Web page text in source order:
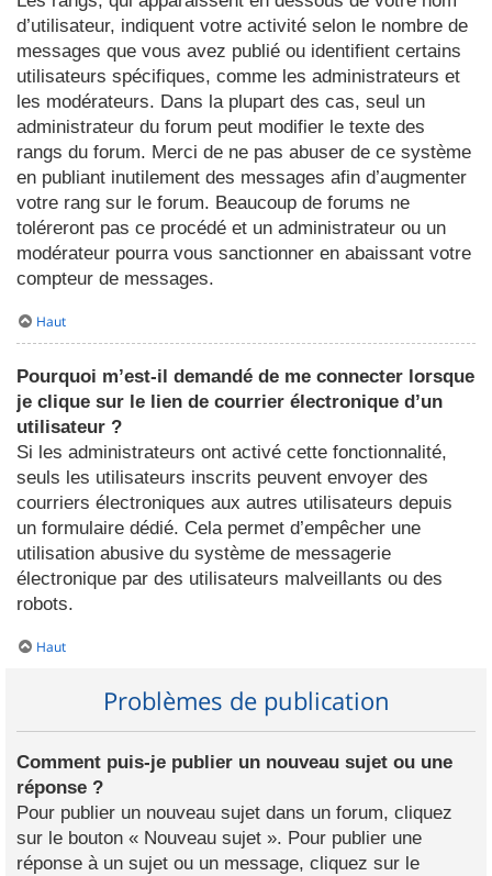
d’utilisateur, indiquent votre activité selon le nombre de
messages que vous avez publié ou identifient certains
utilisateurs spécifiques, comme les administrateurs et
les modérateurs. Dans la plupart des cas, seul un
administrateur du forum peut modifier le texte des
rangs du forum. Merci de ne pas abuser de ce système
en publiant inutilement des messages afin d’augmenter
votre rang sur le forum. Beaucoup de forums ne
toléreront pas ce procédé et un administrateur ou un
modérateur pourra vous sanctionner en abaissant votre
compteur de messages.
Haut
Pourquoi m’est-il demandé de me connecter lorsque
je clique sur le lien de courrier électronique d’un
utilisateur ?
Si les administrateurs ont activé cette fonctionnalité,
seuls les utilisateurs inscrits peuvent envoyer des
courriers électroniques aux autres utilisateurs depuis
un formulaire dédié. Cela permet d’empêcher une
utilisation abusive du système de messagerie
électronique par des utilisateurs malveillants ou des
robots.
Haut
Problèmes de publication
Comment puis-je publier un nouveau sujet ou une
réponse ?
Pour publier un nouveau sujet dans un forum, cliquez
sur le bouton « Nouveau sujet ». Pour publier une
réponse à un sujet ou un message, cliquez sur le